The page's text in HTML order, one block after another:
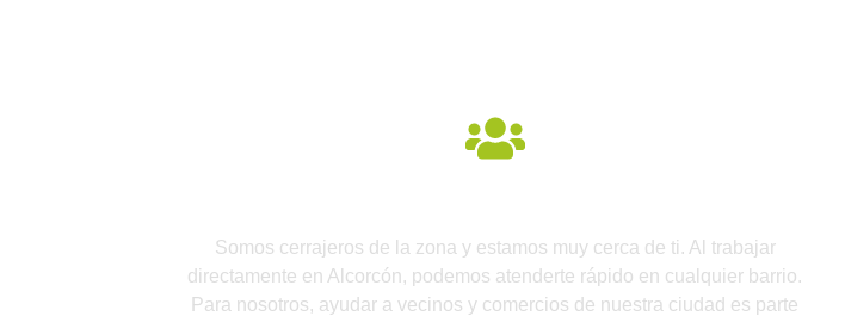
Somos cerrajeros de la zona y estamos muy cerca de ti. Al trabajar
directamente en Alcorcón, podemos atenderte rápido en cualquier barrio.
Para nosotros, ayudar a vecinos y comercios de nuestra ciudad es parte